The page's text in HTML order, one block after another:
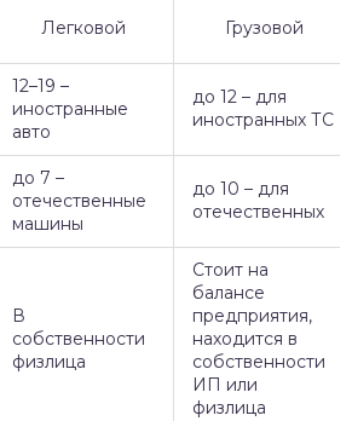
Легковой Грузовой
12–19 –
иностранные
авто
до 12 – для
иностранных ТС
до 7 –
отечественные
машины
до 10 – для
отечественных
В
собственности
физлица
Стоит на
балансе
предприятия,
находится в
собственности
ИП или
физлица